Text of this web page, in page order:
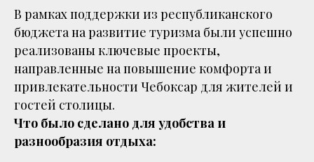
В рамках поддержки из республиканского
бюджета на развитие туризма были успешно
реализованы ключевые проекты,
направленные на повышение комфорта и
привлекательности Чебоксар для жителей и
гостей столицы.
Что было сделано для удобства и
разнообразия отдыха: